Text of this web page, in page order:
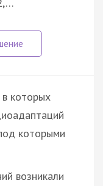
которых
которыми
возникали